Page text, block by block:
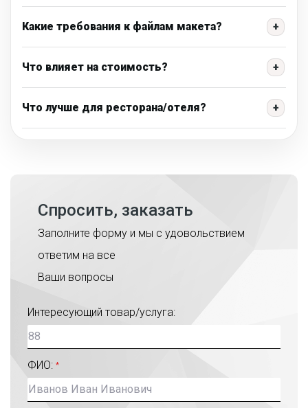
Какие требования к файлам макета? +
Что влияет на стоимость? +
Что лучше для ресторана/отеля? +
Спросить, заказать
Заполните форму и мы с удовольствием
ответим на все
Ваши вопросы
Интересующий товар/услуга:
ФИО: *